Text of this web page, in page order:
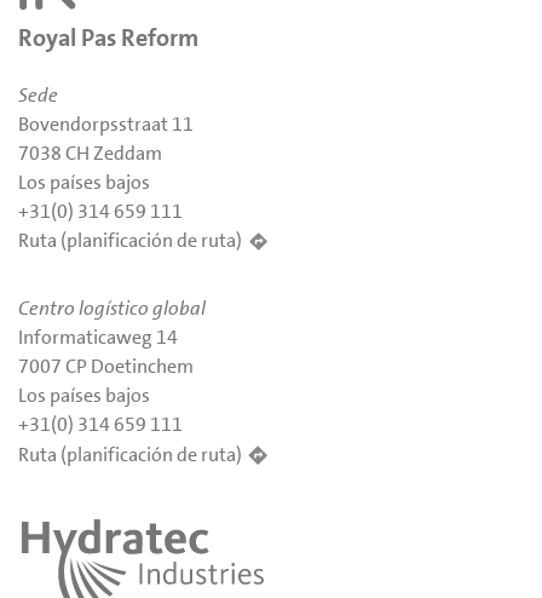
Royal Pas Reform
Sede
Bovendorpsstraat 11
7038 CH Zeddam
Los países bajos
+31(0) 314 659 111
Ruta (planificación de ruta)
Centro logístico global
Informaticaweg 14
7007 CP Doetinchem
Los países bajos
+31(0) 314 659 111
Ruta (planificación de ruta)